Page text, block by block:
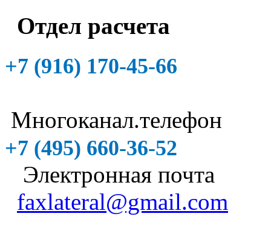
Отдел расчета
+7 (916) 170-45-66
Многоканал.телефон
+7 (495) 660-36-52
Электронная почта
faxlateral@gmail.com